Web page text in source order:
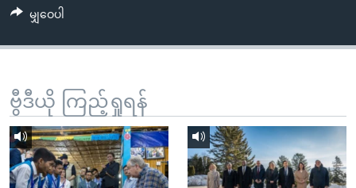
ရန်
ရန်
သို့
ကျော်
ရန်
ဘာသာစကားများ
မျှဝေပါ
ဗွီဒီယို ကြည့်ရှုရန်